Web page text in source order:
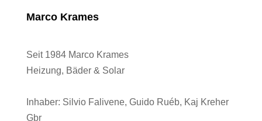
Marco Krames
Seit 1984 Marco Krames
Heizung, Bäder & Solar
Inhaber: Silvio Falivene, Guido Ruéb, Kaj Kreher
Gbr